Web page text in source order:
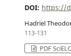
DOI: https://
Hadriel
113-131
PDF